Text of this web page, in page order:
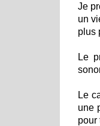
Je
un
plus
Le
Le
une
pour